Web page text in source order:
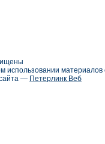
использовании
— Петерлинк Веб